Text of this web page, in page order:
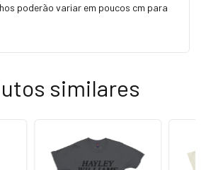
poderão variar em poucos cm para
similares